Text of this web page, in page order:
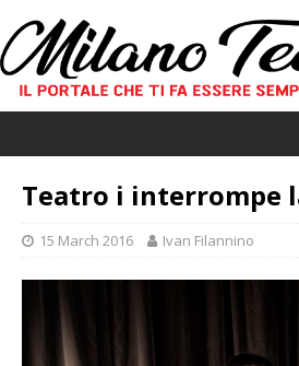
Teatro i interrompe
15 March 2016 Ivan Filannino